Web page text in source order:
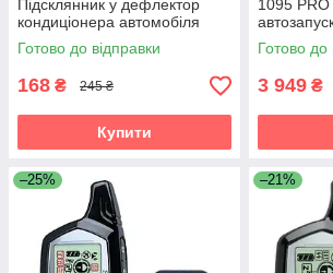
Підсклянник у дефлектор
кондиціонера автомобіля
Готово до відправки
168 ₴ 245 ₴
Купити
1095 PRO
Готово до
3 949 ₴
–25% –21%